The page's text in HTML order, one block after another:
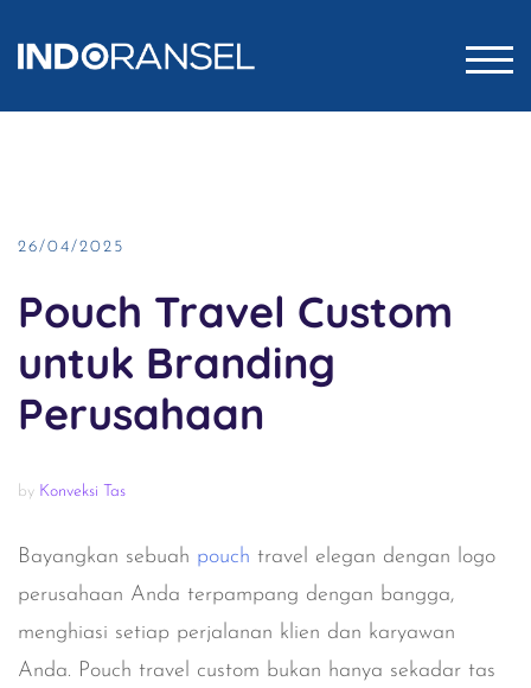
26/04/2025
Pouch Travel Custom
untuk Branding
Perusahaan
by Konveksi Tas
Bayangkan sebuah pouch travel elegan dengan logo
perusahaan Anda terpampang dengan bangga,
menghiasi setiap perjalanan klien dan karyawan
Anda. Pouch travel custom bukan hanya sekadar tas